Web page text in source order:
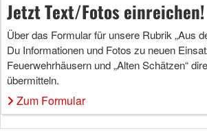
Jetzt Text/Fotos einreichen!
Über das Formular für unsere Rubrik „Aus
Du Informationen und Fotos zu neuen
Feuerwehrhäusern und „Alten Schätzen“
übermitteln.
Zum Formular